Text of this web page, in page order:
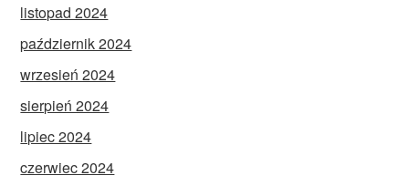
listopad 2024
październik 2024
wrzesień 2024
sierpień 2024
lipiec 2024
czerwiec 2024